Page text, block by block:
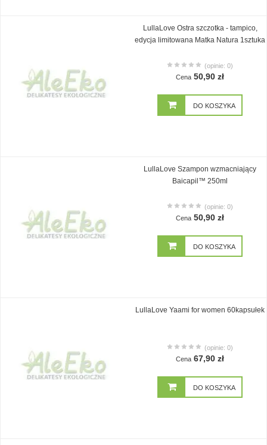
LullaLove Ostra szczotka - tampico,
edycja limitowana Matka Natura 1sztuka
(opinie: 0)
Cena 50,90 zł
DO KOSZYKA
LullaLove Szampon wzmacniający
Baicapil™ 250ml
(opinie: 0)
Cena 50,90 zł
DO KOSZYKA
LullaLove Yaami for women 60kapsułek
(opinie: 0)
Cena 67,90 zł
DO KOSZYKA